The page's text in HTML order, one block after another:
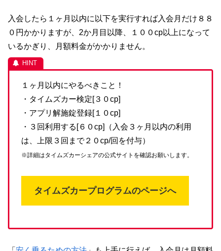
入会したら１ヶ月以内に以下を実行すれば入会月だけ８８
０円かかりますが、2か月目以降、１００cp以上になって
いるかぎり、月額料金がかかりません。
１ヶ月以内にやるべきこと！
・タイムズカー検定[３０cp]
・アプリ解施錠登録[１０cp]
・３回利用する[６０cp]（入会３ヶ月以内の利用
は、上限３回まで２０cp/回を付与）
※詳細はタイムズカーシェアの公式サイトを確認お願いします。
タイムズカープログラムのページへ